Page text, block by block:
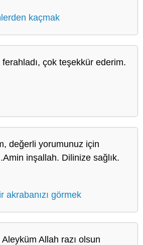
kaçmak
çok teşekkür ederim.
değerli yorumunuz için
inşallah. Dilinize sağlık.
akrabanızı görmek
Allah razı olsun